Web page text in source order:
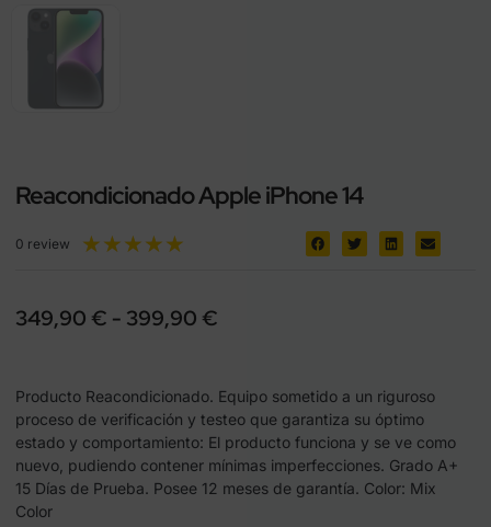
Reacondicionado Apple iPhone 14
0 review ★★★★★
349,90 € - 399,90 €
Producto Reacondicionado. Equipo sometido a un riguroso
proceso de verificación y testeo que garantiza su óptimo
estado y comportamiento: El producto funciona y se ve como
nuevo, pudiendo contener mínimas imperfecciones. Grado A+
15 Días de Prueba. Posee 12 meses de garantía. Color: Mix
Color